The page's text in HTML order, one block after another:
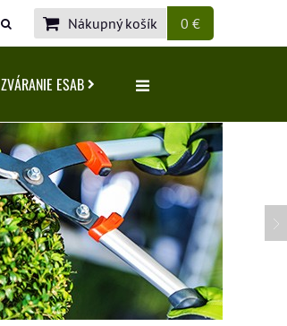
Nákupný košík 0 €
ZVÁRANIE ESAB